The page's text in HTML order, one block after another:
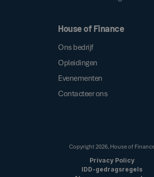
House of Finance
Ons bedrijf
Opleidingen
Evenementen
Contacteer ons
Copyright 2026, House of
Privacy Policy
IDD-gedragsregels